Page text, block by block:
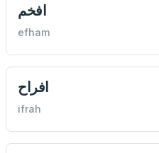
افخم
efham
افراح
ifrah